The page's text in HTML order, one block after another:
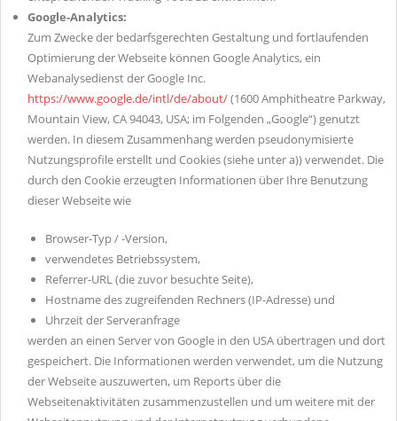
Google-Analytics:
Zum Zwecke der bedarfsgerechten Gestaltung und fortlaufenden
Optimierung der Webseite können Google Analytics, ein
Webanalysedienst der Google Inc.
https://www.google.de/intl/de/about/(1600 Amphitheatre Parkway,
Mountain View, CA 94043, USA; im Folgenden „Google“) genutzt
werden. In diesem Zusammenhang werden pseudonymisierte
Nutzungsprofile erstellt und Cookies (siehe unter a)) verwendet. Die
durch den Cookie erzeugten Informationen über Ihre Benutzung
dieser Webseite wie
Browser-Typ / -Version,
verwendetes Betriebssystem,
Referrer-URL (die zuvor besuchte Seite),
Hostname des zugreifenden Rechners (IP-Adresse) und
Uhrzeit der Serveranfrage
werden an einen Server von Google in den USA übertragen und dort
gespeichert. Die Informationen werden verwendet, um die Nutzung
der Webseite auszuwerten, um Reports über die
Webseitenaktivitäten zusammenzustellen und um weitere mit der